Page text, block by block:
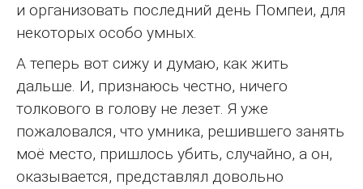
и организовать последний день Помпеи, для
некоторых особо умных.
А теперь вот сижу и думаю, как жить
дальше. И, признаюсь честно, ничего
толкового в голову не лезет. Я уже
пожаловался, что умника, решившего занять
моё место, пришлось убить, случайно, а он,
оказывается, представлял довольно